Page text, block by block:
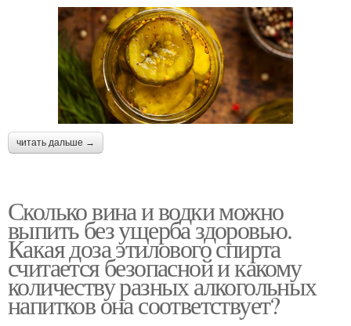
читать дальше →
Сколько вина и водки можно
выпить без ущерба здоровью.
Какая доза этилового спирта
считается безопасной и какому
количеству разных алкогольных
напитков она соответствует?